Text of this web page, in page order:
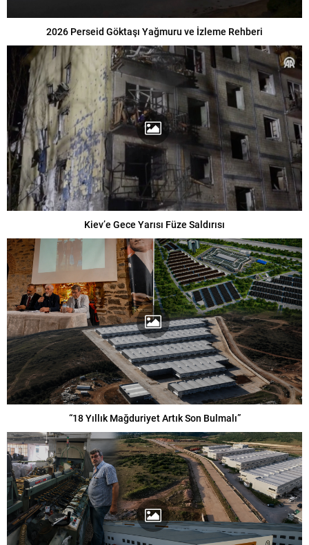
2026 Perseid Göktaşı Yağmuru ve İzleme Rehberi
Kiev’e Gece Yarısı Füze Saldırısı
“18 Yıllık Mağduriyet Artık Son Bulmalı”